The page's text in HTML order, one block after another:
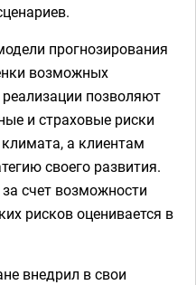
прогнозирования
возможных
позволяют
и страховые риски
а клиентам
своего развития.
счет возможности
рисков оценивается в
внедрил в свои